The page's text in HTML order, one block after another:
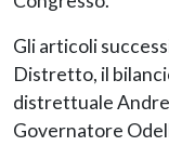
Gli articoli
Distretto, il
distrettuale
Governatore